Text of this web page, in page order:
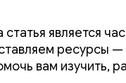
является
ресурсы —
вам изучить,